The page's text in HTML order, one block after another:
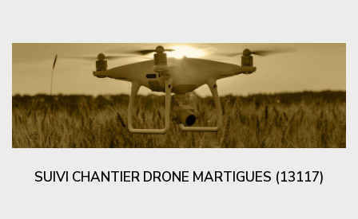
SUIVI CHANTIER DRONE MARTIGUES (13117)